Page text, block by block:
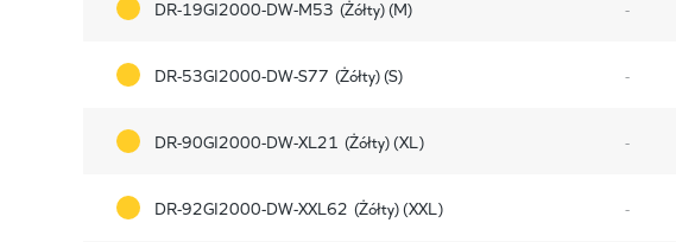
DR-19GI2000-DW-M53 (Żółty) (M) -
DR-53GI2000-DW-S77 (Żółty) (S) -
DR-90GI2000-DW-XL21 (Żółty) (XL) -
DR-92GI2000-DW-XXL62 (Żółty) (XXL) -